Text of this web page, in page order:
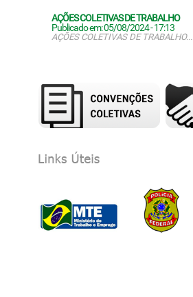
AÇÕES COLETIVAS DE TRABALHO
Publicado em: 05/08/2024 - 17:13
AÇÕES COLETIVAS DE TRABALHO...